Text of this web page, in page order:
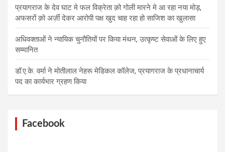
प्रयागराज के देव घाट मे फल विक्रेता क़ो गोली मारने मे आ रहा नया मोड़,
अफसरों क़ो अर्ज़ी देकर आरोपी पक्ष खुद चाह रहा हो साजिश का खुलासा
अधिवक्ताओं ने न्यायिक चुनौतियों पर किया मंथन, उत्कृष्ट सेवाओं के लिए हुए
सम्मानित
डॉ.ए.के. वर्मा ने मोतीलाल नेहरू मेडिकल कॉलेज, प्रयागराज के प्रधानाचार्य
पद का कार्यभार ग्रहण किया
Facebook